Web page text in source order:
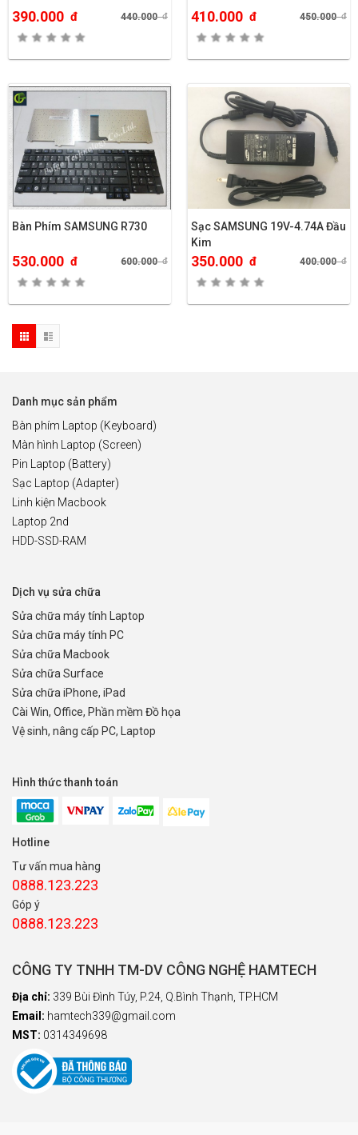
390.000 đ 440.000đ 410.000 đ 450.000đ
Bàn Phím SAMSUNG R730
530.000 đ 600.000đ
Sạc SAMSUNG 19V-4.74A Đầu
Kim
350.000 đ 400.000đ
Danh mục sản phẩm
Bàn phím Laptop (Keyboard)
Màn hình Laptop (Screen)
Pin Laptop (Battery)
Sạc Laptop (Adapter)
Linh kiện Macbook
Laptop 2nd
HDD-SSD-RAM
Dịch vụ sửa chữa
Sửa chữa máy tính Laptop
Sửa chữa máy tính PC
Sửa chữa Macbook
Sửa chữa Surface
Sửa chữa iPhone, iPad
Cài Win, Office, Phần mềm Đồ họa
Vệ sinh, nâng cấp PC, Laptop
Hình thức thanh toán
Hotline
Tư vấn mua hàng
0888.123.223
Góp ý
0888.123.223
CÔNG TY TNHH TM-DV CÔNG NGHỆ HAMTECH
Địa chỉ: 339 Bùi Đình Túy, P.24, Q.Bình Thạnh, TP.HCM
Email: hamtech339@gmail.com
MST: 0314349698